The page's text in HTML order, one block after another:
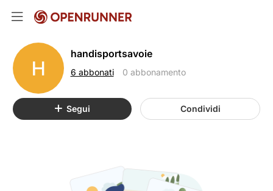
H
handisportsavoie
6 abbonati 0 abbonamento
Segui Condividi